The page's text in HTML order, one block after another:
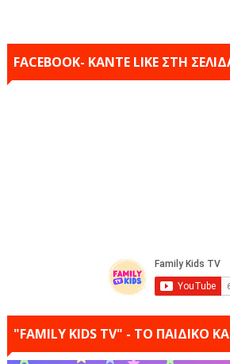
FACEBOOK- KANTE LIKE ΣΤΗ
"FAMILY KIDS TV" - ΤΟ ΠΑΙΔΙΚΟ